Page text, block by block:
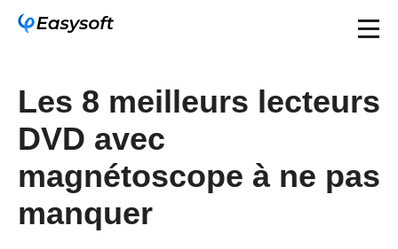
Les 8 meilleurs lecteurs
DVD avec
magnétoscope à ne pas
manquer